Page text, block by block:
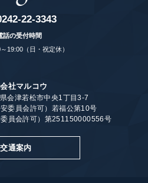
22-3343
話の受付時間
19:00（日・祝定休）
社マルコウ
会津若松市中央1丁目3-7
委員会許可）若福公第10号
員会許可）第251150000556号
交通案内